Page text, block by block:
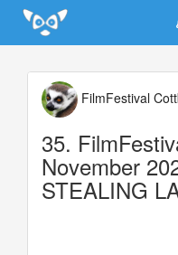
Update cookies preferences
FilmFestival
35.
November
STEALING